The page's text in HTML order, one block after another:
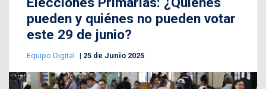
pueden y quiénes no pueden votar
este 29 de junio?
Equipo Digital 25 de Junio 2025